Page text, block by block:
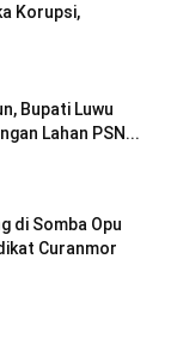
Korupsi,
Bupati Luwu
Lahan PSN...
di Somba Opu
Curanmor